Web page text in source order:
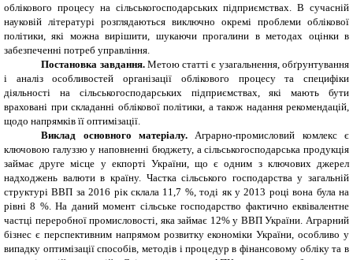
облікового процесу на сільськогосподарських підприємствах. В сучасній
науковій літературі розглядаються виключно окремі проблеми облікової
політики, які можна вирішити, шукаючи прогалини в методах оцінки в
забезпеченні потреб управління.
Постановка завдання. Метою статті є узагальнення, обґрунтування
і аналіз особливостей організації облікового процесу та специфіки
діяльності на сільськогосподарських підприємствах, які мають бути
враховані при складанні облікової політики, а також надання рекомендацій,
щодо напрямків її оптимізації.
Виклад основного матеріалу. Аграрно-промисловий комлекс є
ключовою галуззю у наповненні бюджету, а сільськогосподарська продукція
займає друге місце у екпорті України, що є одним з ключових джерел
надходжень валюти в країну. Частка сільського господарства у загальній
структурі ВВП за 2016 рік склала 11,7 %, тоді як у 2013 році вона була на
рівні 8 %. На даний момент сільське господарство фактично еквівалентне
частці переробної промисловості, яка займає 12% у ВВП України. Аграрний
бізнес є перспективним напрямом розвитку економіки України, особливо у
випадку оптимізації способів, методів і процедур в фінансовому обліку та в